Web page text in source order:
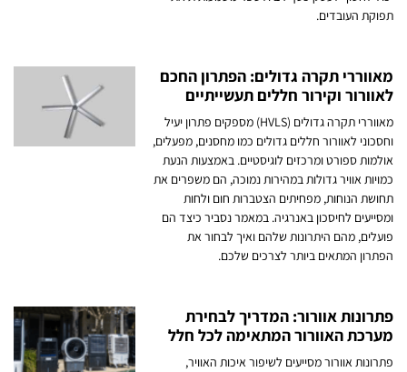
תפוקת העובדים.
מאווררי תקרה גדולים: הפתרון החכם
לאוורור וקירור חללים תעשייתיים
מאווררי תקרה גדולים (HVLS) מספקים פתרון יעיל
וחסכוני לאוורור חללים גדולים כמו מחסנים, מפעלים,
אולמות ספורט ומרכזים לוגיסטיים. באמצעות הנעת
כמויות אוויר גדולות במהירות נמוכה, הם משפרים את
תחושת הנוחות, מפחיתים הצטברות חום ולחות
ומסייעים לחיסכון באנרגיה. במאמר נסביר כיצד הם
פועלים, מהם היתרונות שלהם ואיך לבחור את
הפתרון המתאים ביותר לצרכים שלכם.
פתרונות אוורור: המדריך לבחירת
מערכת האוורור המתאימה לכל חלל
פתרונות אוורור מסייעים לשיפור איכות האוויר,